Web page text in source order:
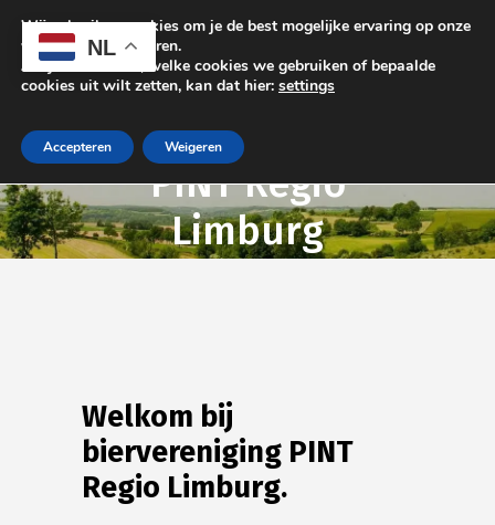
Biervereniging
PINT Regio
Limburg
Welkom bij
biervereniging PINT
Regio Limburg.
NL
Wij gebruiken cookies om je de best mogelijke ervaring op onze
website te garanderen.
Als je wilt weten, welke cookies we gebruiken of bepaalde
cookies uit wilt zetten, kan dat hier: settings
Accepteren Weigeren